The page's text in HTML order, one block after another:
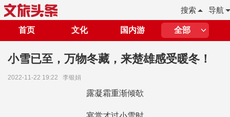
导航
搜索
首页 文化 国内游 全部
小雪已至，万物冬藏，来楚雄感受暖冬！
2022-11-22 19:22 李银娟
露凝霜重渐倾欹